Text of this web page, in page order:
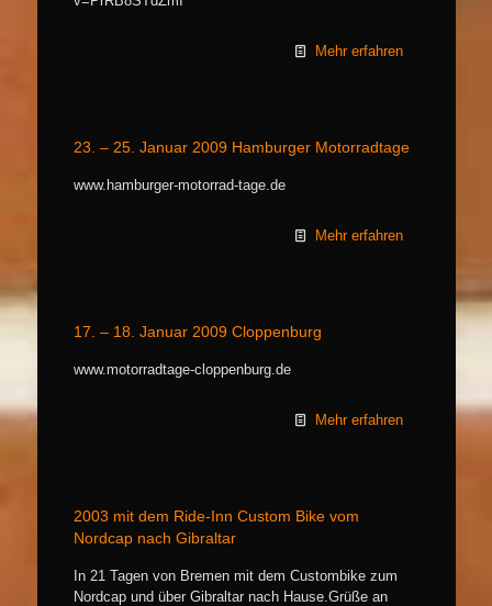
Mehr erfahren
23. – 25. Januar 2009 Hamburger Motorradtage
www.hamburger-motorrad-tage.de
Mehr erfahren
17. – 18. Januar 2009 Cloppenburg
www.motorradtage-cloppenburg.de
Mehr erfahren
2003 mit dem Ride-Inn Custom Bike vom
Nordcap nach Gibraltar
In 21 Tagen von Bremen mit dem Custombike zum
Nordcap und über Gibraltar nach Hause.Grüße an